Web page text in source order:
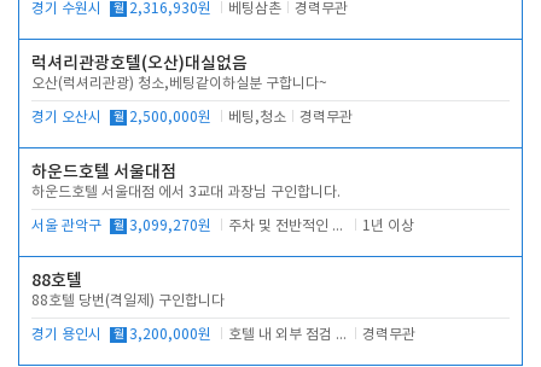
경기 수원시 월 2,316,930원 베팅삼촌 경력무관
럭셔리관광호텔(오산)대실없음
오산(럭셔리관광) 청소,베팅같이하실분 구합니다~
경기 오산시 월 2,500,000원 베팅,청소 경력무관
하운드호텔 서울대점
하운드호텔 서울대점 에서 3교대 과장님 구인합니다.
서울 관악구 월 3,099,270원 주차 및 전반적인 당번업무 1년 이상
88호텔
88호텔 당번(격일제) 구인합니다
경기 용인시 월 3,200,000원 호텔 내 외부 점검 및 프런트 운영 경력무관